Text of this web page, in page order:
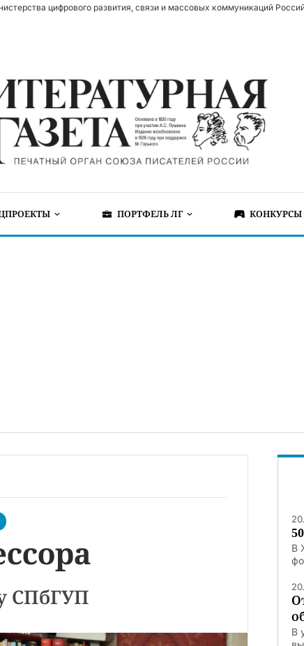
цифрового развития, связи и массовых коммуникаций
ПОРТФЕЛЬ ЛГ КОНКУРСЫ
СПбГУП
В
В